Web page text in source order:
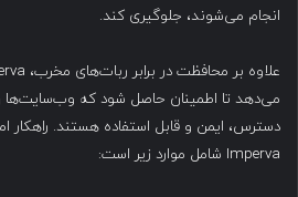
انجام می‌شوند، جلوگیری کند.
می‌دهد تا اطمینان حاصل شود که وب‌سایت‌ها و
دسترس، ایمن و قابل استفاده هستند. راهکار
Imperva شامل موارد زیر است: